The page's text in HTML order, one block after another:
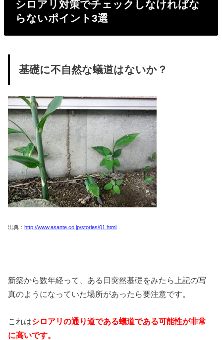
シロアリ対策でチェックしなければな
らないポイント3選
基礎に不自然な蟻道はないか？
出典： http://www.asante.co.jp/stories/01.html
新築から数年経って、ある日突然基礎をみたら上記の写
真のようになっていた場所があったら要注意です。
これはシロアリの通り道である蟻道である可能性が非常
に高いです。